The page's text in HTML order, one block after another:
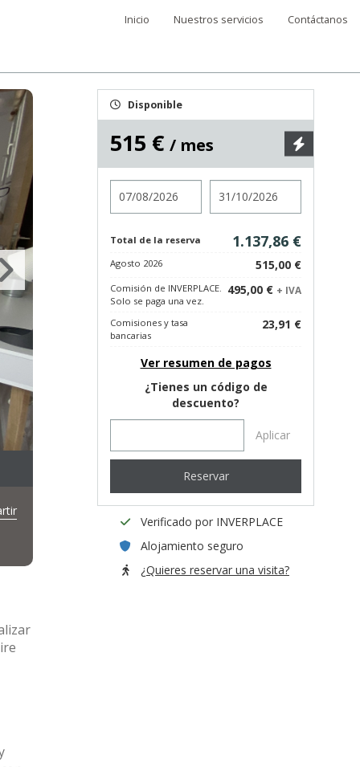
Inicio Nuestros servicios Contáctanos
Disponible
515 € / mes
Total de la reserva 1.137,86 €
Agosto 2026 515,00 €
Comisión de INVERPLACE.
Solo se paga una vez.
495,00 € + IVA
Comisiones y tasa
bancarias
23,91 €
Ver resumen de pagos
¿Tienes un código de
descuento?
Aplicar
Reservar
Verificado por INVERPLACE
Alojamiento seguro
¿Quieres reservar una visita?